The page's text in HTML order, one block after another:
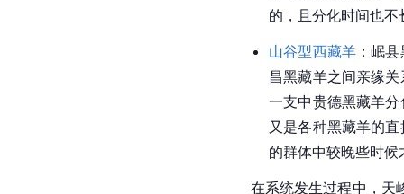
的，且分化时间也不
山谷型西藏羊 ：岷
昌黑藏羊之间亲缘
一支中贵德黑藏羊
又是各种黑藏羊的
的群体中较晚些时
在系统发生过程中，天